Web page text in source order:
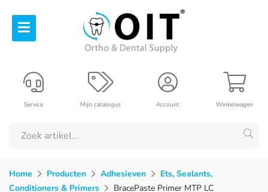
Winkelwagen
Account
Mijn catalogus
Service
Home Producten Adhesieven
Ets, Sealants,
Conditioners & Primers
BracePaste Primer MTP LC